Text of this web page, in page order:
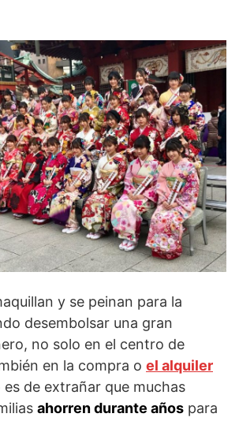
y se peinan para la
desembolsar una gran
no solo en el centro de
en la compra o el alquiler
es de extrañar que muchas
ahorren durante años para